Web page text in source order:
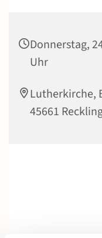
Donnerstag,
Uhr
Lutherkirche,
45661